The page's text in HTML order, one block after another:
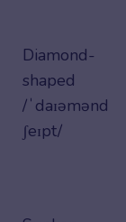
Diamond-
shaped
/ˈdaɪəmənd
ʃeɪpt/